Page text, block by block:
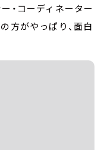
・コーディネーター
方がやっぱり、面白